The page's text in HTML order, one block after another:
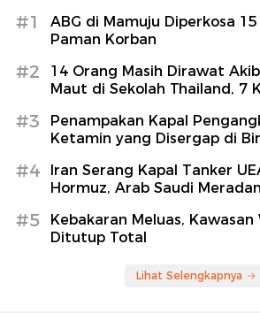
#1
ABG di Mamuju Diperkosa
Paman Korban
#2
14 Orang Masih Dirawat
Maut di Sekolah Thailand, 7
#3
Penampakan Kapal
Ketamin yang Disergap di
#4
Iran Serang Kapal Tanker
Hormuz, Arab Saudi
#5
Kebakaran Meluas,
Ditutup Total
Lihat Selengkapnya